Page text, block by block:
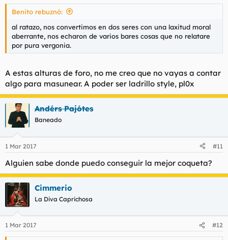
Benito rebuznó:
al ratazo, nos convertimos en dos seres con una laxitud moral
aberrante, nos echaron de varios bares cosas que no relatare
por pura vergonia.
A estas alturas de foro, no me creo que no vayas a contar
algo para masunear. A poder ser ladrillo style, pl0x
Andérs Pajótes
Baneado
1 Mar 2017 #11
Alguien sabe donde puedo conseguir la mejor coqueta?
Cimmerio
La Diva Caprichosa
1 Mar 2017 #12